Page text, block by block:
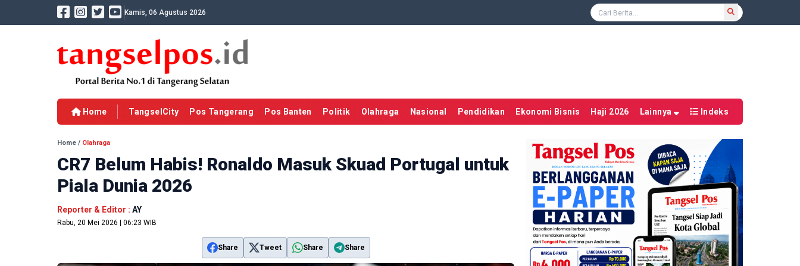
Kamis, 06 Agustus 2026
Home TangselCity Pos Tangerang Pos Banten Politik Olahraga Nasional Pendidikan Ekonomi Bisnis Haji 2026 Lainnya Indeks
Home / Olahraga
CR7 Belum Habis! Ronaldo Masuk Skuad Portugal untuk
Piala Dunia 2026
Reporter & Editor : AY
Rabu, 20 Mei 2026 | 06:23 WIB
Share Tweet Share Share